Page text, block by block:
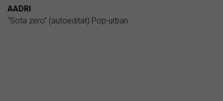
AADRI
“Sota zero” (autoeditat) Pop-urban